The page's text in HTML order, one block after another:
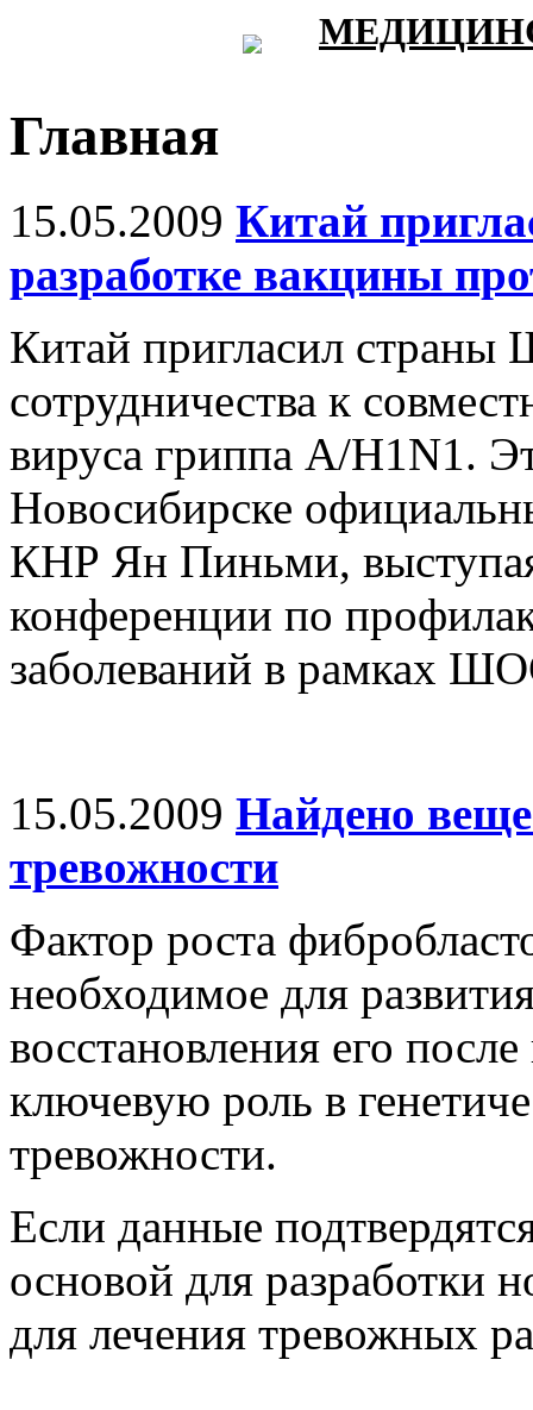
Главная
15.05.2009 Китай
разработке вакцины
Китай пригласил страны
сотрудничества к
вируса гриппа A/H1N1.
Новосибирске
КНР Ян Пиньми,
конференции по
заболеваний в рамках
15.05.2009 Найдено
тревожности
Фактор роста
необходимое для
восстановления его
ключевую роль в
тревожности.
Если данные
основой для разработки
для лечения тревожных